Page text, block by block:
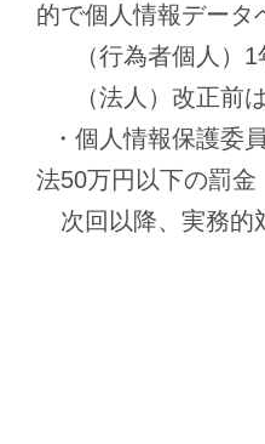
的で個人情報データ
（行為者個人）1
（法人）改正前は
・個人情報保護委
法50万円以下の罰金
次回以降、実務的